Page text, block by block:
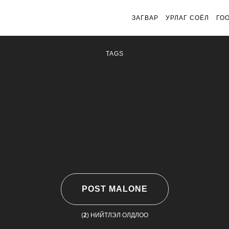
ЗАГВАР УРЛАГ СОЁЛ
TAGS
POST MALONE
(2) НИЙТЛЭЛ ОЛДЛОО